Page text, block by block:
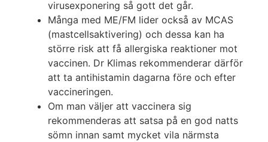
virusexponering så gott det går.
Många med ME/FM lider också av MCAS
(mastcellsaktivering) och dessa kan ha
större risk att få allergiska reaktioner mot
vaccinen. Dr Klimas rekommenderar därför
att ta antihistamin dagarna före och efter
vaccineringen.
Om man väljer att vaccinera sig
rekommenderas att satsa på en god natts
sömn innan samt mycket vila närmsta